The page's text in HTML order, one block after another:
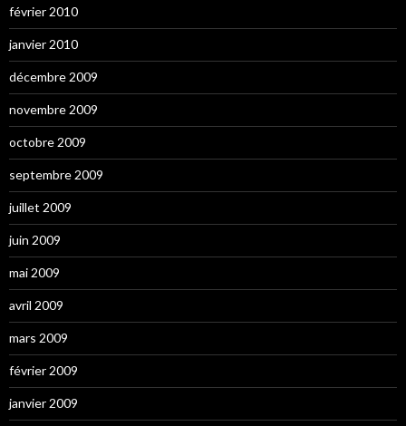
février 2010
janvier 2010
décembre 2009
novembre 2009
octobre 2009
septembre 2009
juillet 2009
juin 2009
mai 2009
avril 2009
mars 2009
février 2009
janvier 2009